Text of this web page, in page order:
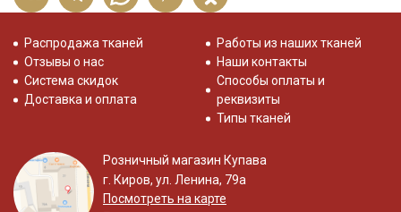
Распродажа тканей
Отзывы о нас
Система скидок
Доставка и оплата
Работы из наших тканей
Наши контакты
Способы оплаты и
реквизиты
Типы тканей
Розничный магазин Купава
г. Киров, ул. Ленина, 79а
Посмотреть на карте